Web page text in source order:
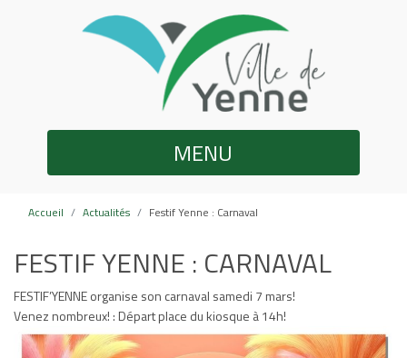
MENU
Accueil Actualités Festif Yenne : Carnaval
FESTIF YENNE : CARNAVAL
FESTIF’YENNE organise son carnaval samedi 7 mars!
Venez nombreux! : Départ place du kiosque à 14h!